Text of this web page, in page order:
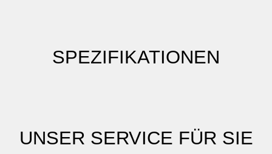
SPEZIFIKATIONEN
UNSER SERVICE FÜR SIE